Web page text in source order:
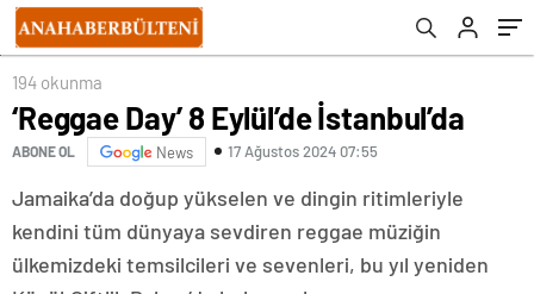
194 okunma
‘Reggae Day’ 8 Eylül’de İstanbul’da
ABONE OL News 17 Ağustos 2024 07:55
Jamaika’da doğup yükselen ve dingin ritimleriyle
kendini tüm dünyaya sevdiren reggae müziğin
ülkemizdeki temsilcileri ve sevenleri, bu yıl yeniden